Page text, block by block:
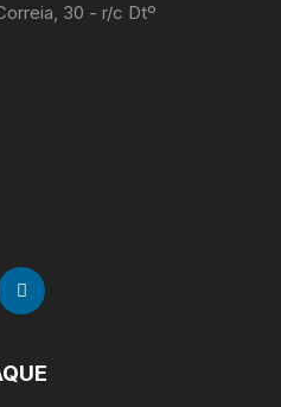
30 - r/c Dtº